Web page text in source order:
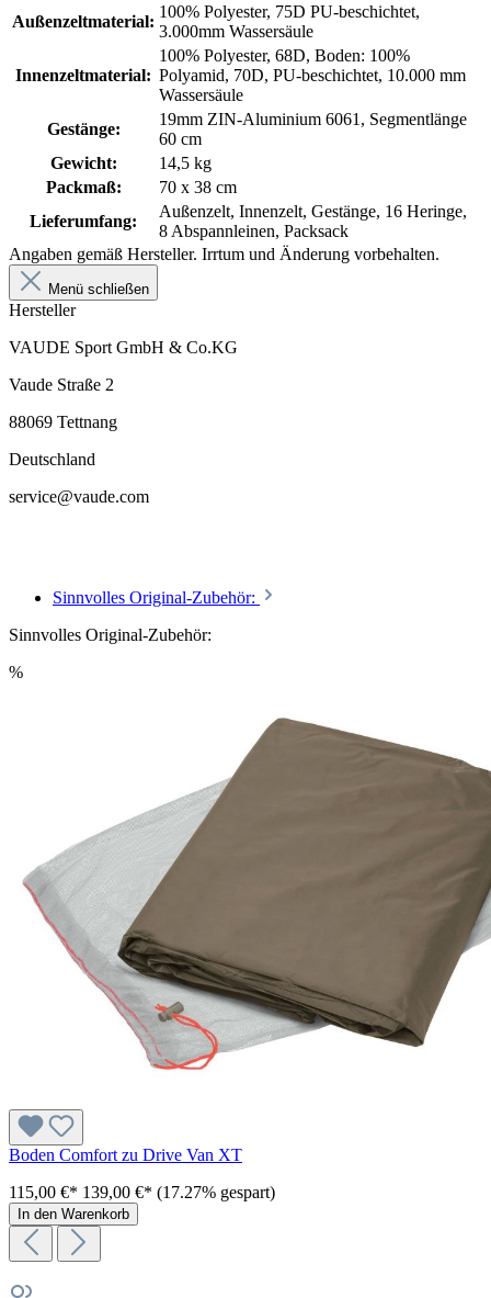
Außenzeltmaterial:
100% Polyester, 75D PU-beschichtet,
3.000mm Wassersäule
Innenzeltmaterial:
100% Polyester, 68D, Boden: 100%
Polyamid, 70D, PU-beschichtet, 10.000 mm
Wassersäule
Gestänge:
19mm ZIN-Aluminium 6061, Segmentlänge
60 cm
Gewicht:
14,5 kg
Packmaß:
70 x 38 cm
Lieferumfang:
Außenzelt, Innenzelt, Gestänge, 16 Heringe,
8 Abspannleinen, Packsack
Angaben gemäß Hersteller. Irrtum und Änderung vorbehalten.
Menü schließen
Hersteller
VAUDE Sport GmbH & Co.KG
Vaude Straße 2
88069 Tettnang
Deutschland
service@vaude.com
Sinnvolles Original-Zubehör:
Sinnvolles Original-Zubehör:
%
Boden Comfort zu Drive Van XT
115,00 €* 139,00 €* (17.27% gespart)
In den Warenkorb